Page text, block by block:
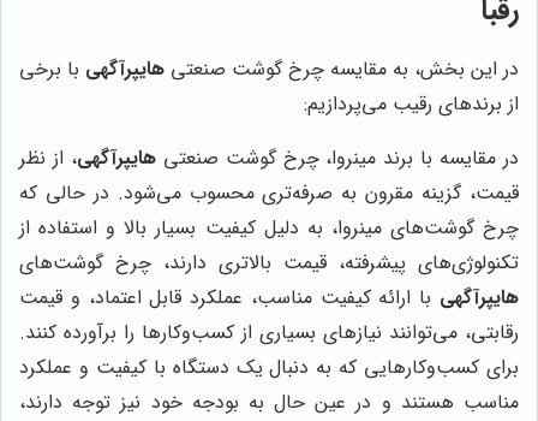
رقبا
در این بخش، به مقایسه چرخ گوشت صنعتی هایپرآگهی با برخی
از برندهای رقیب می‌پردازیم:
در مقایسه با برند مینروا، چرخ گوشت صنعتیهایپرآگهی، از نظر
قیمت، گزینه مقرون به صرفه‌تری محسوب می‌شود. در حالی که
چرخ گوشت‌های مینروا، به دلیل کیفیت بسیار بالا و استفاده از
تکنولوژی‌های پیشرفته، قیمت بالاتری دارند، چرخ گوشت‌های
هایپرآگهی با ارائه کیفیت مناسب، عملکرد قابل اعتماد، و قیمت
رقابتی، می‌توانند نیازهای بسیاری از کسب‌وکارها را برآورده کنند.
برای کسب‌وکارهایی که به دنبال یک دستگاه با کیفیت و عملکرد
مناسب هستند و در عین حال به بودجه خود نیز توجه دارند،